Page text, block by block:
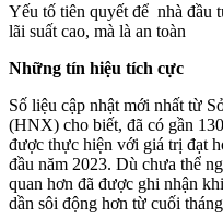
Yếu tố tiên quyết để nhà đầu
lãi suất cao, mà là an toàn
Những tín hiệu tích cực
Số liệu cập nhật mới nhất từ
(HNX) cho biết, đã có gần
được thực hiện với giá trị đạt
đầu năm 2023. Dù chưa thể
quan hơn đã được ghi nhận
dần sôi động hơn từ cuối